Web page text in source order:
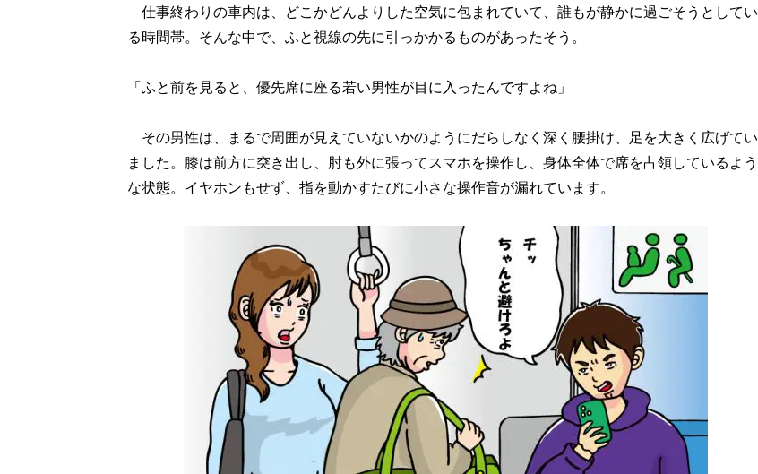
仕事終わりの車内は、どこかどんよりした空気に包まれていて、誰もが静かに過ごそうとしてい
る時間帯。そんな中で、ふと視線の先に引っかかるものがあったそう。
「ふと前を見ると、優先席に座る若い男性が目に入ったんですよね」
その男性は、まるで周囲が見えていないかのようにだらしなく深く腰掛け、足を大きく広げてい
ました。膝は前方に突き出し、肘も外に張ってスマホを操作し、身体全体で席を占領しているよう
な状態。イヤホンもせず、指を動かすたびに小さな操作音が漏れています。